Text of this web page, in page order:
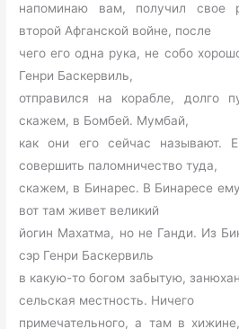
напоминаю вам, получил свое
второй Афганской войне, после
чего его одна рука, не собо
Генри Баскервиль,
отправился на корабле, долго
скажем, в Бомбей. Мумбай,
как они его сейчас называют.
совершить паломничество туда,
скажем, в Бинарес. В Бинаресе
вот там живет великий
йогин Махатма, но не Ганди. Из
сэр Генри Баскервиль
в какую-то богом забытую,
сельская местность. Ничего
примечательного, а там в